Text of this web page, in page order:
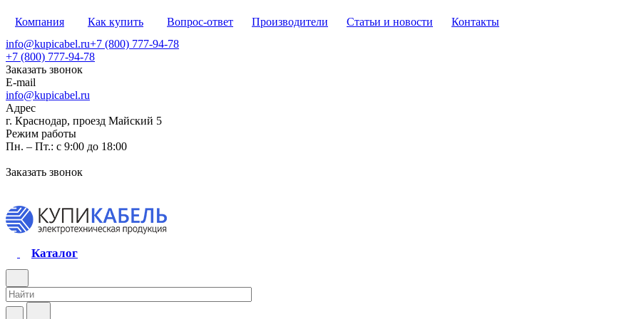
Компания Как купить Вопрос-ответ Производители Статьи и новости
Контакты
info@kupicabel.ru+7 (800) 777-94-78
+7 (800) 777-94-78
Заказать звонок
E-mail
info@kupicabel.ru
Адрес
г. Краснодар, проезд Майский 5
Режим работы
Пн. – Пт.: с 9:00 до 18:00
Заказать звонок
Каталог